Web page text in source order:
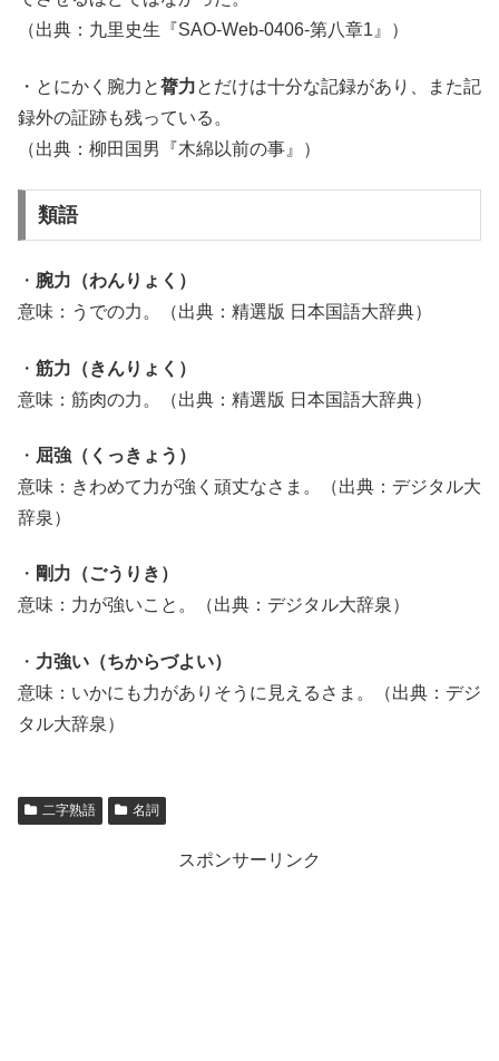
（出典：九里史生『SAO-Web-0406-第八章1』）
・とにかく腕力と膂力とだけは十分な記録があり、また記
録外の証跡も残っている。
（出典：柳田国男『木綿以前の事』）
類語
・ 腕力（わんりょく）
意味：うでの力。（出典：精選版 日本国語大辞典）
・ 筋力（きんりょく）
意味：筋肉の力。（出典：精選版 日本国語大辞典）
・ 屈強（くっきょう）
意味：きわめて力が強く頑丈なさま。（出典：デジタル大
辞泉）
・ 剛力（ごうりき）
意味：力が強いこと。（出典：デジタル大辞泉）
・ 力強い（ちからづよい）
意味：いかにも力がありそうに見えるさま。（出典：デジ
タル大辞泉）
二字熟語 名詞
スポンサーリンク